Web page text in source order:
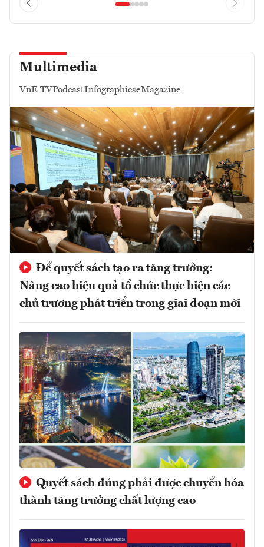
Multimedia
VnE TVPodcastInfographicseMagazine
Để quyết sách tạo ra tăng trưởng:
Nâng cao hiệu quả tổ chức thực hiện các
chủ trương phát triển trong giai đoạn mới
Quyết sách đúng phải được chuyển hóa
thành tăng trưởng chất lượng cao